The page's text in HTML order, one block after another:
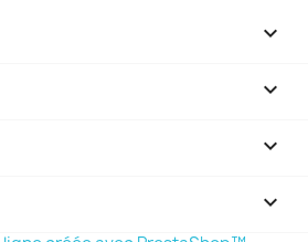



keyboard_arrow_down